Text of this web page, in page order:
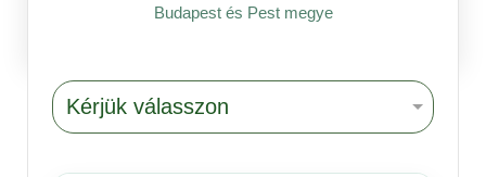
Budapest és Pest megye